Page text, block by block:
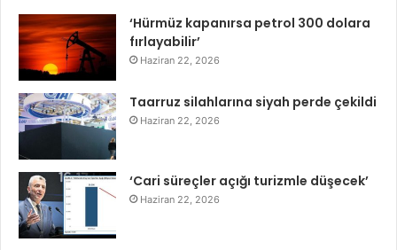
‘Hürmüz kapanırsa petrol 300 dolara
fırlayabilir’
Haziran 22, 2026
Taarruz silahlarına siyah perde çekildi
Haziran 22, 2026
‘Cari süreçler açığı turizmle düşecek’
Haziran 22, 2026